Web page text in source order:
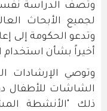
وتصف الدراسة
لجميع الأبحاث
وتدعو الحكومة إلى
أخيراً بشأن
وتوصي الإرشادات
الشاشات للأطفال
ذلك "الأنشطة